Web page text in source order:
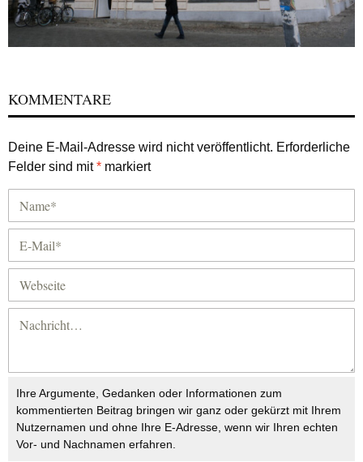
KOMMENTARE
Deine E-Mail-Adresse wird nicht veröffentlicht. Erforderliche
Felder sind mit* markiert
Ihre Argumente, Gedanken oder Informationen zum
kommentierten Beitrag bringen wir ganz oder gekürzt mit Ihrem
Nutzernamen und ohne Ihre E-Adresse, wenn wir Ihren echten
Vor- und Nachnamen erfahren.